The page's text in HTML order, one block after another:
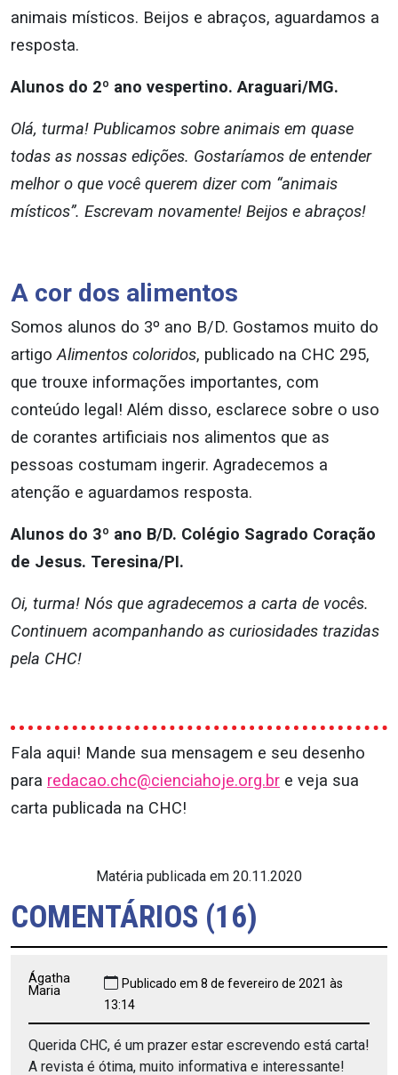
animais místicos. Beijos e abraços, aguardamos a
resposta.
Alunos do 2º ano vespertino. Araguari/MG.
Olá, turma! Publicamos sobre animais em quase
todas as nossas edições. Gostaríamos de entender
melhor o que você querem dizer com “animais
místicos”. Escrevam novamente! Beijos e abraços!
A cor dos alimentos
Somos alunos do 3º ano B/D. Gostamos muito do
artigo Alimentos coloridos, publicado na CHC 295,
que trouxe informações importantes, com
conteúdo legal! Além disso, esclarece sobre o uso
de corantes artificiais nos alimentos que as
pessoas costumam ingerir. Agradecemos a
atenção e aguardamos resposta.
Alunos do 3º ano B/D. Colégio Sagrado Coração
de Jesus. Teresina/PI.
Oi, turma! Nós que agradecemos a carta de vocês.
Continuem acompanhando as curiosidades trazidas
pela CHC!
Fala aqui! Mande sua mensagem e seu desenho
para redacao.chc@cienciahoje.org.br e veja sua
carta publicada na CHC!
Matéria publicada em 20.11.2020
COMENTÁRIOS (16)
Ágatha
Maria
Publicado em 8 de fevereiro de 2021 às
13:14
Querida CHC, é um prazer estar escrevendo está carta!
A revista é ótima, muito informativa e interessante!